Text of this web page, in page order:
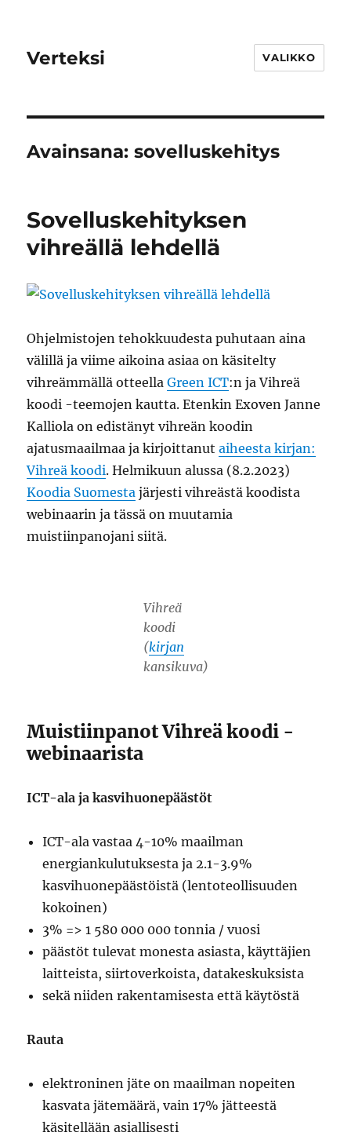
Verteksi VALIKKO
Avainsana:sovelluskehitys
Sovelluskehityksen
vihreällä lehdellä
Ohjelmistojen tehokkuudesta puhutaan aina
välillä ja viime aikoina asiaa on käsitelty
vihreämmällä otteellaGreen ICT:n ja Vihreä
koodi -teemojen kautta. Etenkin Exoven Janne
Kalliola on edistänyt vihreän koodin
ajatusmaailmaa ja kirjoittanutaiheesta kirjan:
Vihreä koodi. Helmikuun alussa (8.2.2023)
Koodia Suomesta järjesti vihreästä koodista
webinaarin ja tässä on muutamia
muistiinpanojani siitä.
Vihreä
koodi
(kirjan
kansikuva)
Muistiinpanot Vihreä koodi -
webinaarista
ICT-ala ja kasvihuonepäästöt
ICT-ala vastaa 4-10% maailman
energiankulutuksesta ja 2.1-3.9%
kasvihuonepäästöistä (lentoteollisuuden
kokoinen)
3% => 1 580 000 000 tonnia / vuosi
päästöt tulevat monesta asiasta, käyttäjien
laitteista, siirtoverkoista, datakeskuksista
sekä niiden rakentamisesta että käytöstä
Rauta
elektroninen jäte on maailman nopeiten
kasvata jätemäärä, vain 17% jätteestä
käsitellään asiallisesti